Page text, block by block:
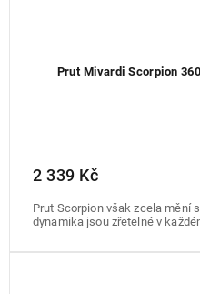
Prut Mivardi Scorpion
2 339 Kč
Prut Scorpion však zcela mění
dynamika jsou zřetelné v